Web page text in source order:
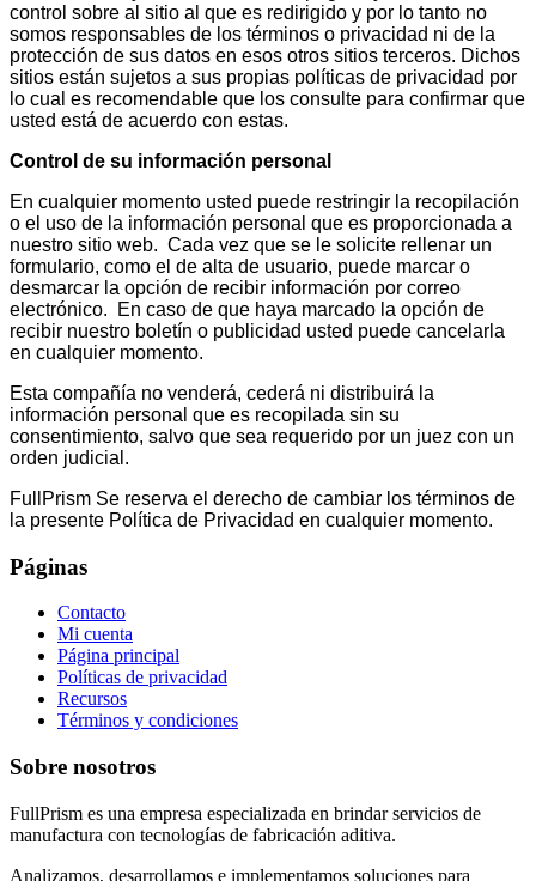
control sobre al sitio al que es redirigido y por lo tanto no
somos responsables de los términos o privacidad ni de la
protección de sus datos en esos otros sitios terceros. Dichos
sitios están sujetos a sus propias políticas de privacidad por
lo cual es recomendable que los consulte para confirmar que
usted está de acuerdo con estas.
Control de su información personal
En cualquier momento usted puede restringir la recopilación
o el uso de la información personal que es proporcionada a
nuestro sitio web. Cada vez que se le solicite rellenar un
formulario, como el de alta de usuario, puede marcar o
desmarcar la opción de recibir información por correo
electrónico. En caso de que haya marcado la opción de
recibir nuestro boletín o publicidad usted puede cancelarla
en cualquier momento.
Esta compañía no venderá, cederá ni distribuirá la
información personal que es recopilada sin su
consentimiento, salvo que sea requerido por un juez con un
orden judicial.
FullPrism Se reserva el derecho de cambiar los términos de
la presente Política de Privacidad en cualquier momento.
Páginas
Contacto
Mi cuenta
Página principal
Políticas de privacidad
Recursos
Términos y condiciones
Sobre nosotros
FullPrism es una empresa especializada en brindar servicios de
manufactura con tecnologías de fabricación aditiva.
Analizamos, desarrollamos e implementamos soluciones para